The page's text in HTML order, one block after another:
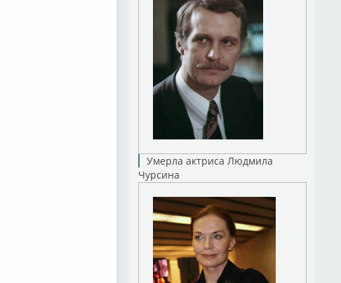
Умерла актриса Людмила
Чурсина